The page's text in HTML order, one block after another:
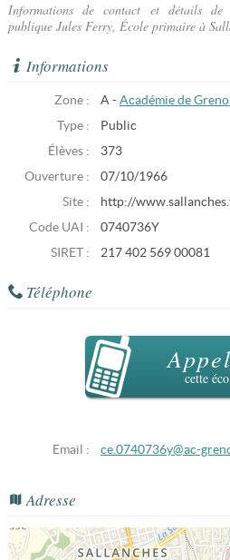
Informations de contact et détails de
publique Jules Ferry, École primaire à
Informations
Zone : A - Académie de
Type :
Public
Élèves :
373
Ouverture :
07/10/1966
Site :
http://
Code UAI :
0740736Y
SIRET :
217 402 569 00081
Téléphone
cette
Email : ce.0740736y@ac-
Adresse